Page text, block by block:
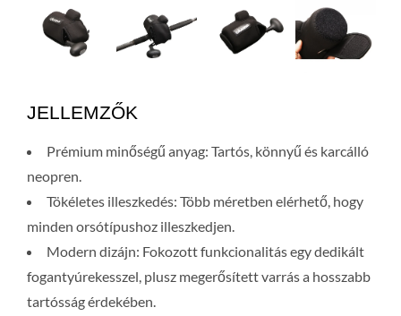
JELLEMZŐK
Prémium minőségű anyag: Tartós, könnyű és karcálló
neopren.
Tökéletes illeszkedés: Több méretben elérhető, hogy
minden orsótípushoz illeszkedjen.
Modern dizájn: Fokozott funkcionalitás egy dedikált
fogantyúrekesszel, plusz megerősített varrás a hosszabb
tartósság érdekében.